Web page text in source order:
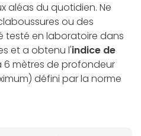
aléas du quotidien. Ne
ou des
testé en laboratoire dans
et a obtenu l'indice de
6 mètres de profondeur
défini par la norme